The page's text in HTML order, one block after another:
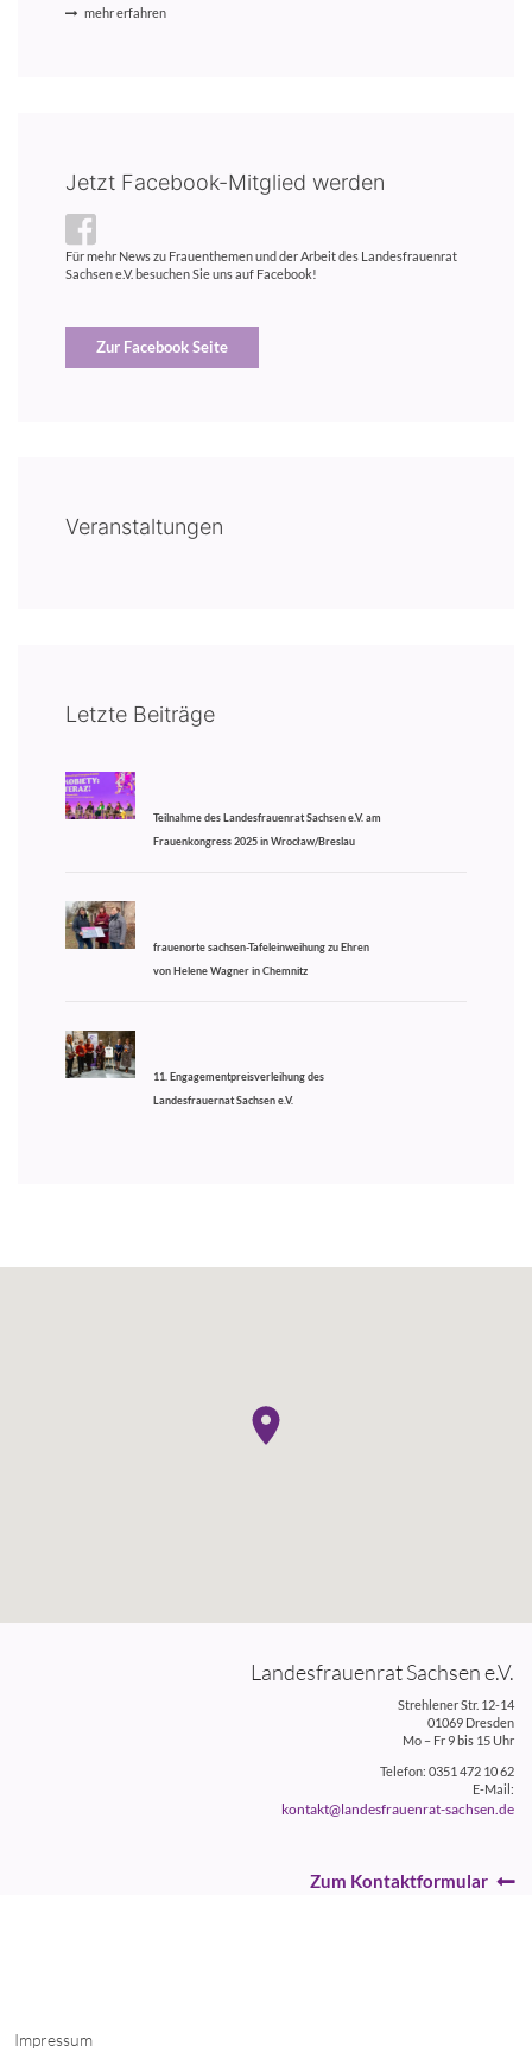
mehr erfahren
Jetzt Facebook-Mitglied werden
Für mehr News zu Frauenthemen und der Arbeit des Landesfrauenrat
Sachsen e.V. besuchen Sie uns auf Facebook!
Zur Facebook Seite
Veranstaltungen
Letzte Beiträge
Teilnahme des Landesfrauenrat Sachsen e.V. am
Frauenkongress 2025 in Wrocław/Breslau
frauenorte sachsen-Tafeleinweihung zu Ehren
von Helene Wagner in Chemnitz
11. Engagementpreisverleihung des
Landesfrauernat Sachsen e.V.
Landesfrauenrat Sachsen e.V.
Strehlener Str. 12-14
01069 Dresden
Mo – Fr 9 bis 15 Uhr
Telefon: 0351 472 10 62
E-Mail:
kontakt@landesfrauenrat-sachsen.de
Zum Kontaktformular
Impressum